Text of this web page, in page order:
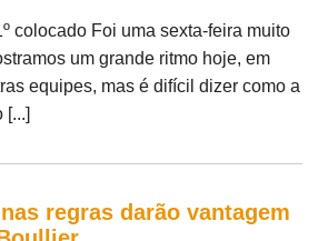
colocado Foi uma sexta-feira muito
um grande ritmo hoje, em
equipes, mas é difícil dizer como a
[...]
regras darão vantagem